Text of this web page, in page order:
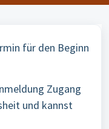
für den Beginn
Zugang
und kannst